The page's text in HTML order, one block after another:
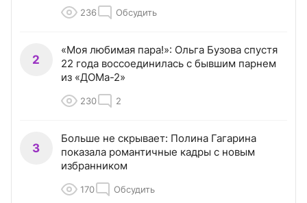
236 Обсудить
2
«Моя любимая пара!»: Ольга Бузова спустя
22 года воссоединилась с бывшим парнем
из «ДОМа-2»
230 2
3
Больше не скрывает: Полина Гагарина
показала романтичные кадры с новым
избранником
170 Обсудить